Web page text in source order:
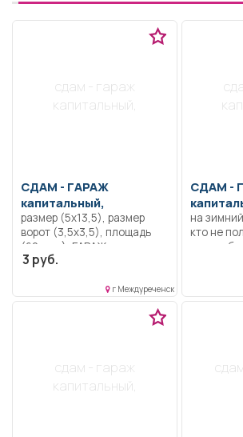
сдам - гараж
капитальный,
СДАМ - ГАРАЖ
капитальный,
размер (5х13,5), размер
ворот (3,5х3,5), площадь
(60 кв.м), ГАРАЖ для тех,
кто не пользуется
3 руб.
г Междуреченск
СДАМ -
на
кто не
сдам - гараж
капитальный,